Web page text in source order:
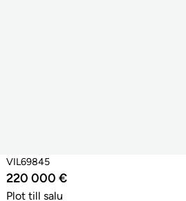
VIL69845
220 000 €
Plot till salu